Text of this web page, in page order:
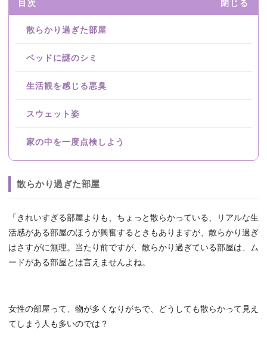
目次 閉じる
散らかり過ぎた部屋
ベッドに謎のシミ
生活観を感じる悪臭
スウェット姿
家の中を一度点検しよう
散らかり過ぎた部屋
「きれいすぎる部屋よりも、ちょっと散らかっている、リアルな生
活感がある部屋のほうが興奮するときもありますが、散らかり過ぎ
はさすがに無理。当たり前ですが、散らかり過ぎている部屋は、ム
ードがある部屋とは言えませんよね。
女性の部屋って、物が多くなりがちで、どうしても散らかって見え
てしまう人も多いのでは？